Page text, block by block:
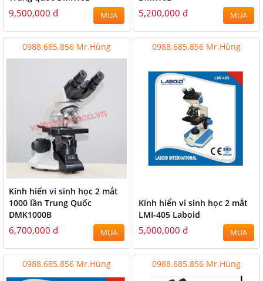
9,500,000 đ MUA 5,200,000 đ MUA
0988.685.856 Mr.Hùng
Kính hiển vi sinh học 2 mắt
1000 lần Trung Quốc
DMK1000B
6,700,000 đ MUA
0988.685.856 Mr.Hùng
Kính hiển vi sinh học 2 mắt
LMI-405 Laboid
5,000,000 đ MUA
0988.685.856 Mr.Hùng 0988.685.856 Mr.Hùng